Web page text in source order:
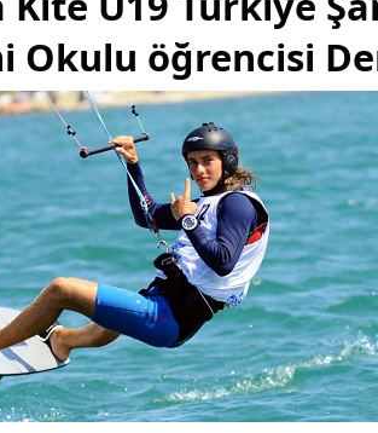
Okulu öğrencisi